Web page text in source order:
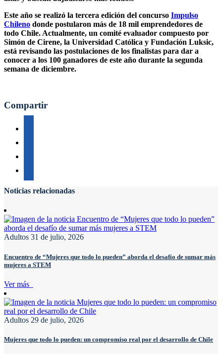
Este año se realizó la tercera edición del concurso Impulso
Chileno donde postularon más de 18 mil emprendedores de
todo Chile. Actualmente, un comité evaluador compuesto por
Simón de Cirene, la Universidad Católica y Fundación Luksic,
está revisando las postulaciones de los finalistas para dar a
conocer a los 100 ganadores de este año durante la segunda
semana de diciembre.
Compartir
Noticias relacionadas
Adultos 31 de julio, 2026
Encuentro de “Mujeres que todo lo pueden” aborda el desafío de sumar más
mujeres a STEM
Ver más
Adultos 29 de julio, 2026
Mujeres que todo lo pueden: un compromiso real por el desarrollo de Chile